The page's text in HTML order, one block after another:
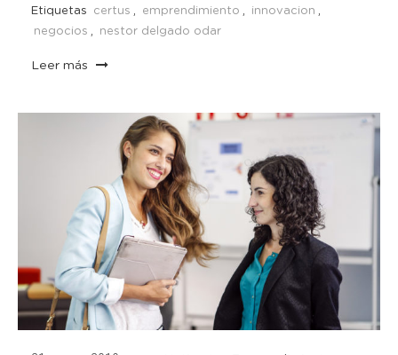
Etiquetas certus , emprendimiento , innovacion ,
negocios , nestor delgado odar
Leer más